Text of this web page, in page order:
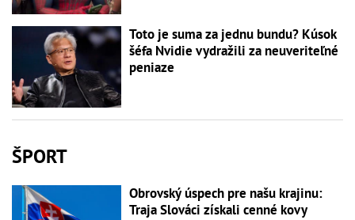
Toto je suma za jednu bundu? Kúsok
šéfa Nvidie vydražili za neuveriteľné
peniaze
ŠPORT
Obrovský úspech pre našu krajinu:
Traja Slováci získali cenné kovy